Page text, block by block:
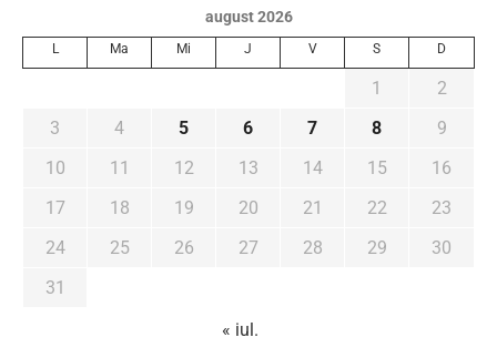
august 2026
L Ma Mi J V S D
1
2
3
4 5 6 7 8
9
10
11 12 13 14 15
16
17
18 19 20 21 22
23
24
25 26 27 28 29
30
31
« iul.